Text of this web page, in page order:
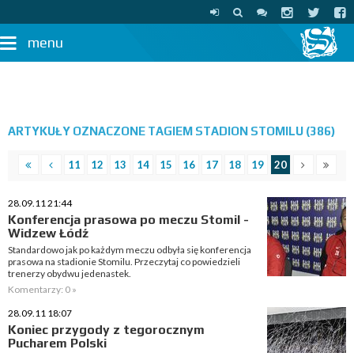
menu
ARTYKUŁY OZNACZONE TAGIEM STADION STOMILU (386)
11 12 13 14 15 16 17 18 19 20
28.09.11 21:44
Konferencja prasowa po meczu Stomil -
Widzew Łódź
Standardowo jak po każdym meczu odbyła się konferencja
prasowa na stadionie Stomilu. Przeczytaj co powiedzieli
trenerzy obydwu jedenastek.
Komentarzy: 0 »
28.09.11 18:07
Koniec przygody z tegorocznym
Pucharem Polski